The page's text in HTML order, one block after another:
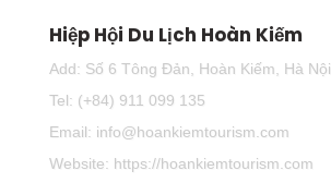
Hiệp Hội Du Lịch Hoàn Kiếm
Add: Số 6 Tông Đản, Hoàn Kiếm, Hà Nội
Tel: (+84) 911 099 135
Email: info@hoankiemtourism.com
Website: https://hoankiemtourism.com